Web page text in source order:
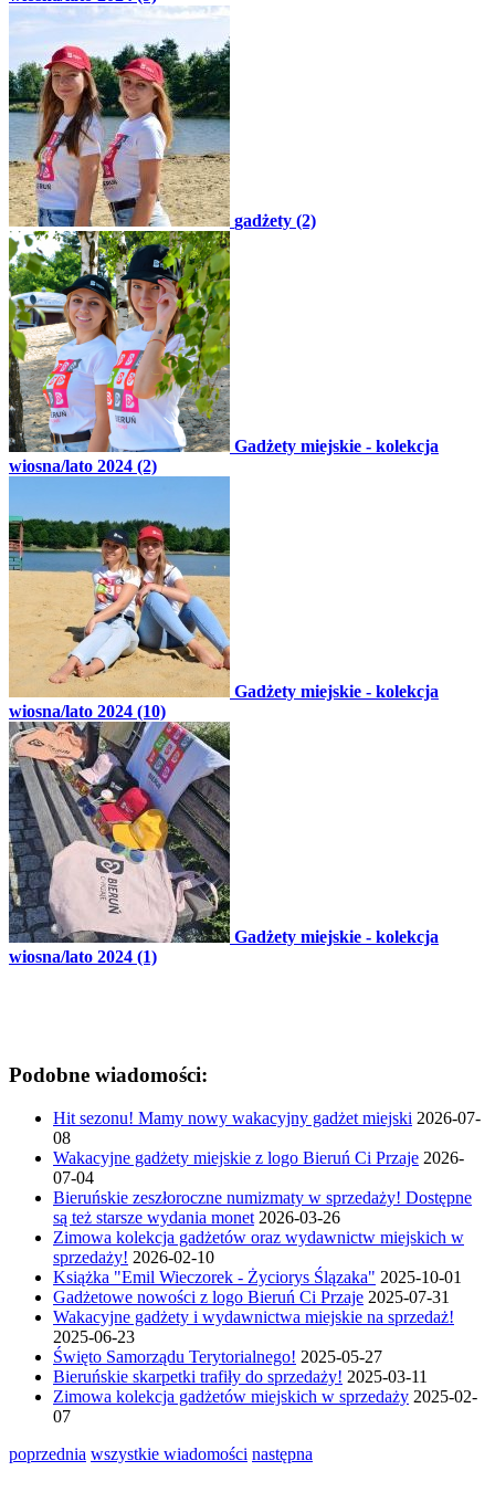
gadżety (2)
Gadżety miejskie - kolekcja
wiosna/lato 2024 (2)
Gadżety miejskie - kolekcja
wiosna/lato 2024 (10)
Gadżety miejskie - kolekcja
wiosna/lato 2024 (1)
Podobne wiadomości:
Hit sezonu! Mamy nowy wakacyjny gadżet miejski 2026-07-
08
Wakacyjne gadżety miejskie z logo Bieruń Ci Przaje 2026-
07-04
Bieruńskie zeszłoroczne numizmaty w sprzedaży! Dostępne
są też starsze wydania monet 2026-03-26
Zimowa kolekcja gadżetów oraz wydawnictw miejskich w
sprzedaży! 2026-02-10
Książka "Emil Wieczorek - Życiorys Ślązaka" 2025-10-01
Gadżetowe nowości z logo Bieruń Ci Przaje 2025-07-31
Wakacyjne gadżety i wydawnictwa miejskie na sprzedaż!
2025-06-23
Święto Samorządu Terytorialnego! 2025-05-27
Bieruńskie skarpetki trafiły do sprzedaży! 2025-03-11
Zimowa kolekcja gadżetów miejskich w sprzedaży 2025-02-
07
poprzednia wszystkie wiadomości następna